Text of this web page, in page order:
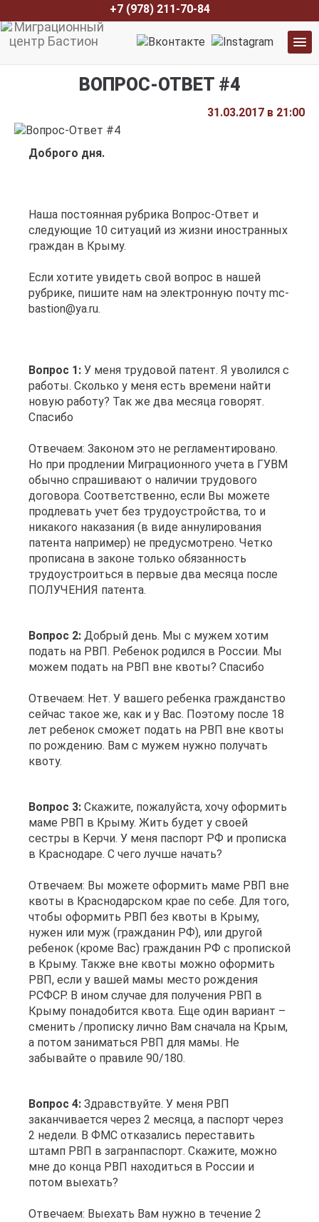
+7 (978) 211-70-84
ВОПРОС-ОТВЕТ #4
31.03.2017 в 21:00
Доброго дня.
Наша постоянная рубрика Вопрос-Ответ и
следующие 10 ситуаций из жизни иностранных
граждан в Крыму.
Если хотите увидеть свой вопрос в нашей
рубрике, пишите нам на электронную почту mc-
bastion@ya.ru.
Вопрос 1: У меня трудовой патент. Я уволился с
работы. Сколько у меня есть времени найти
новую работу? Так же два месяца говорят.
Спасибо
Отвечаем: Законом это не регламентировано.
Но при продлении Миграционного учета в ГУВМ
обычно спрашивают о наличии трудового
договора. Соответственно, если Вы можете
продлевать учет без трудоустройства, то и
никакого наказания (в виде аннулирования
патента например) не предусмотрено. Четко
прописана в законе только обязанность
трудоустроиться в первые два месяца после
ПОЛУЧЕНИЯ патента.
Вопрос 2: Добрый день. Мы с мужем хотим
подать на РВП. Ребенок родился в России. Мы
можем подать на РВП вне квоты? Спасибо
Отвечаем: Нет. У вашего ребенка гражданство
сейчас такое же, как и у Вас. Поэтому после 18
лет ребенок сможет подать на РВП вне квоты
по рождению. Вам с мужем нужно получать
квоту.
Вопрос 3: Скажите, пожалуйста, хочу оформить
маме РВП в Крыму. Жить будет у своей
сестры в Керчи. У меня паспорт РФ и прописка
в Краснодаре. С чего лучше начать?
Отвечаем: Вы можете оформить маме РВП вне
квоты в Краснодарском крае по себе. Для того,
чтобы оформить РВП без квоты в Крыму,
нужен или муж (гражданин РФ), или другой
ребенок (кроме Вас) гражданин РФ с пропиской
в Крыму. Также вне квоты можно оформить
РВП, если у вашей мамы место рождения
РСФСР. В ином случае для получения РВП в
Крыму понадобится квота. Еще один вариант –
сменить /прописку лично Вам сначала на Крым,
а потом заниматься РВП для мамы. Не
забывайте о правиле 90/180.
Вопрос 4: Здравствуйте. У меня РВП
заканчивается через 2 месяца, а паспорт через
2 недели. В ФМС отказались переставить
штамп РВП в загранпаспорт. Скажите, можно
мне до конца РВП находиться в России и
потом выехать?
Отвечаем: Выехать Вам нужно в течение 2